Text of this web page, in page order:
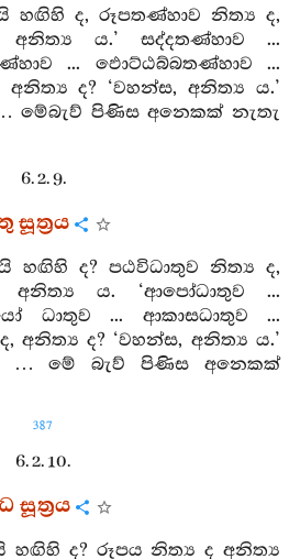
හඟිහි ද, රූපතණ්හාව නිත්‍ය ද,
ය.’ සද්දතණ්හාව ...
... ඵොට්ඨබ්බතණ්හාව ...
ද? ‘වහන්ස, අනිත්‍ය ය.’
මේබැව් පිණිස අනෙකක් නැතැ
6. 2. 9.
සූත්‍රය
හඟිහි ද? පඨවිධාතුව නිත්‍ය ද,
අනිත්‍ය ය. ‘ආපෝධාතුව ...
ධාතුව ... ආකාසධාතුව ...
අනිත්‍ය ද? ‘වහන්ස, අනිත්‍ය ය.’
… මේ බැව් පිණිස අනෙකක්
387
6. 2. 10.
සූත්‍රය
හඟිහි ද? රූපය නිත්‍ය ද අනිත්‍ය